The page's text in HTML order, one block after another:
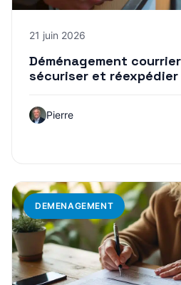
21 juin 2026
Déménagement
sécuriser et
Pierre
DEMENAGEMENT